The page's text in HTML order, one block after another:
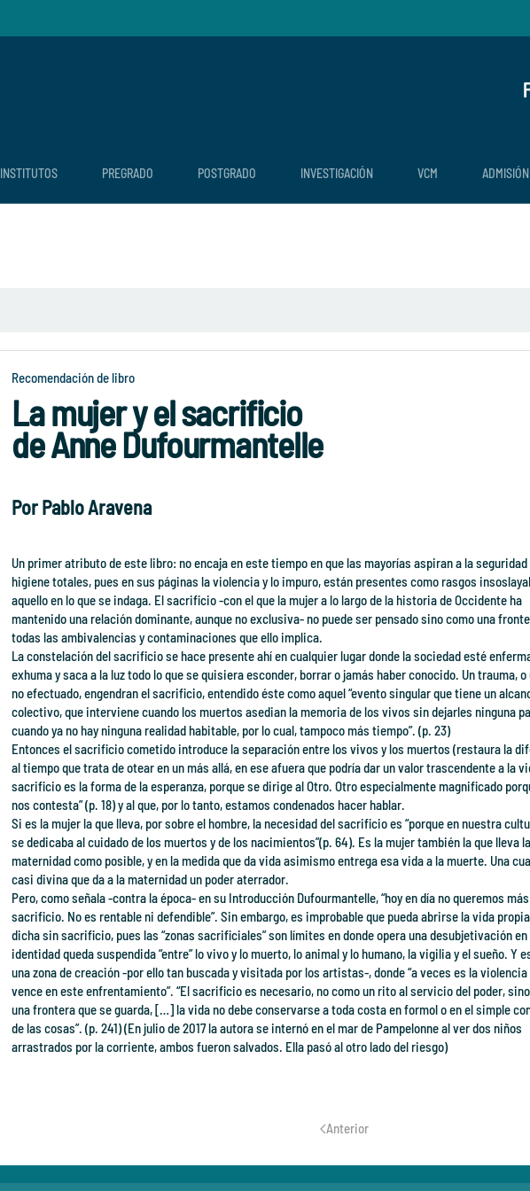
INSTITUTOS PREGRADO POSTGRADO INVESTIGACIÓN VCM
Recomendación de libro
La mujer y el sacrificio
de Anne Dufourmantelle
Por Pablo Aravena
Un primer atributo de este libro: no encaja en este tiempo en que las mayorías aspiran a la seguridad
higiene totales, pues en sus páginas la violencia y lo impuro, están presentes como rasgos
aquello en lo que se indaga. El sacrificio -con el que la mujer a lo largo de la historia de Occidente ha
mantenido una relación dominante, aunque no exclusiva- no puede ser pensado sino como una
todas las ambivalencias y contaminaciones que ello implica.
La constelación del sacrificio se hace presente ahí en cualquier lugar donde la sociedad esté
exhuma y saca a la luz todo lo que se quisiera esconder, borrar o jamás haber conocido. Un trauma, o
no efectuado, engendran el sacrificio, entendido éste como aquel “evento singular que tiene un
colectivo, que interviene cuando los muertos asedian la memoria de los vivos sin dejarles ninguna
cuando ya no hay ninguna realidad habitable, por lo cual, tampoco más tiempo”. (p. 23)
Entonces el sacrificio cometido introduce la separación entre los vivos y los muertos (restaura la
al tiempo que trata de otear en un más allá, en ese afuera que podría dar un valor trascendente a la
sacrificio es la forma de la esperanza, porque se dirige al Otro. Otro especialmente magnificado
nos contesta” (p. 18) y al que, por lo tanto, estamos condenados hacer hablar.
Si es la mujer la que lleva, por sobre el hombre, la necesidad del sacrificio es “porque en nuestra
se dedicaba al cuidado de los muertos y de los nacimientos”(p. 64). Es la mujer también la que lleva la
maternidad como posible, y en la medida que da vida asimismo entrega esa vida a la muerte. Una
casi divina que da a la maternidad un poder aterrador.
Pero, como señala -contra la época- en su Introducción Dufourmantelle, “hoy en día no queremos más
sacrificio. No es rentable ni defendible”. Sin embargo, es improbable que pueda abrirse la vida
dicha sin sacrificio, pues las “zonas sacrificiales” son límites en donde opera una desubjetivación en
identidad queda suspendida “entre” lo vivo y lo muerto, lo animal y lo humano, la vigilia y el sueño. Y
una zona de creación -por ello tan buscada y visitada por los artistas-, donde “a veces es la violencia
vence en este enfrentamiento”. “El sacrificio es necesario, no como un rito al servicio del poder,
una frontera que se guarda, […] la vida no debe conservarse a toda costa en formol o en el simple
de las cosas”. (p. 241) (En julio de 2017 la autora se internó en el mar de Pampelonne al ver dos niños
arrastrados por la corriente, ambos fueron salvados. Ella pasó al otro lado del riesgo)
Anterior